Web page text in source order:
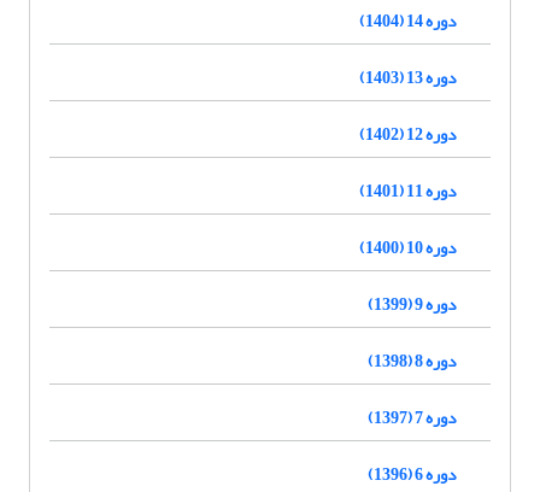
دوره 14 (1404)
دوره 13 (1403)
دوره 12 (1402)
دوره 11 (1401)
دوره 10 (1400)
دوره 9 (1399)
دوره 8 (1398)
دوره 7 (1397)
دوره 6 (1396)